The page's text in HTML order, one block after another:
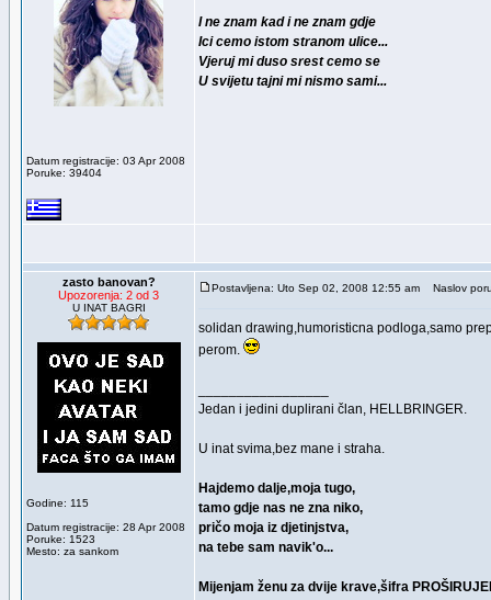
Datum registracije: 03 Apr 2008
Poruke: 39404
I ne znam kad i ne znam gdje
Ici cemo istom stranom ulice...
Vjeruj mi duso srest cemo se
U svijetu tajni mi nismo sami...
zasto banovan?
Upozorenja: 2 od 3
U INAT BAGRI
Godine: 115
Datum registracije: 28 Apr 2008
Poruke: 1523
Mesto: za sankom
Postavljena: Uto Sep 02, 2008 12:55 am Naslov
solidan drawing,humoristicna podloga,samo
perom.
Jedan i jedini duplirani član, HELLBRINGER.
U inat svima,bez mane i straha.
Hajdemo dalje,moja tugo,
tamo gdje nas ne zna niko,
pričo moja iz djetinjstva,
na tebe sam navik'o...
Mijenjam ženu za dvije krave,šifra